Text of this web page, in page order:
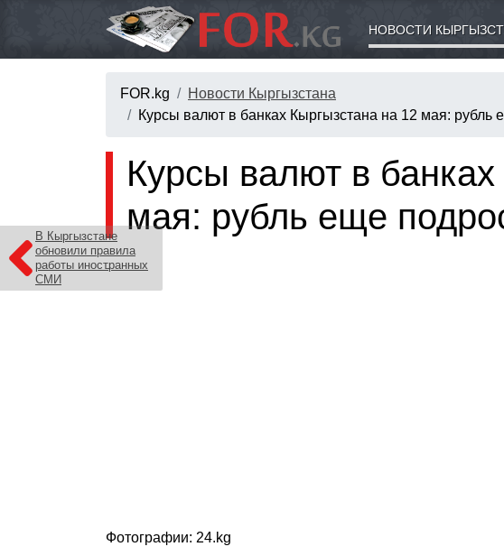
НОВОСТИ
FOR.kg
Новости Кыргызстана
Курсы валют в банках Кыргызстана на 12 мая: рубль
В Кыргызстане
обновили правила
работы иностранных
СМИ
Курсы валют в
мая: рубль еще
Фотографии: 24.kg